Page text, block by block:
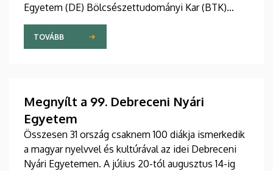
Egyetem (DE) Bölcsészettudományi Kar (BTK)
Angol-Amerikai Intézet Angol Nyelvészeti
Tanszéke. A 2026. július 27 - augusztus 7. közötti
eseményre csaknem tíz ország mintegy száz
bővítse nyelvészeti ismereteit.
TOVÁBB
Megnyílt a 99. Debreceni Nyári
Egyetem
Összesen 31 ország csaknem 100 diákja ismerkedik
a magyar nyelvvel és kultúrával az idei Debreceni
Nyári Egyetemen. A július 20-tól augusztus 14-ig